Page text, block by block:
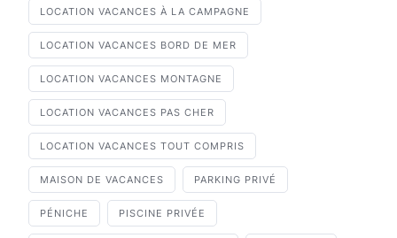
LOCATION VACANCES À LA CAMPAGNE
LOCATION VACANCES BORD DE MER
LOCATION VACANCES MONTAGNE
LOCATION VACANCES PAS CHER
LOCATION VACANCES TOUT COMPRIS
MAISON DE VACANCES PARKING PRIVÉ
PÉNICHE PISCINE PRIVÉE